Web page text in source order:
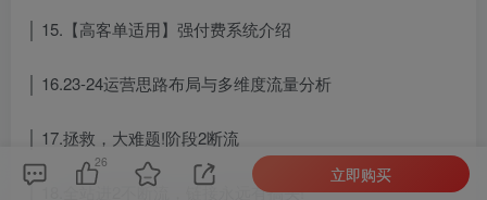
│ 15.【高客单适用】强付费系统介绍
│ 16.23-24运营思路布局与多维度流量分析
│ 17.拯救，大难题!阶段2断流
│ 18.全站进2不断流，链接永远有搞头!
26
立即购买